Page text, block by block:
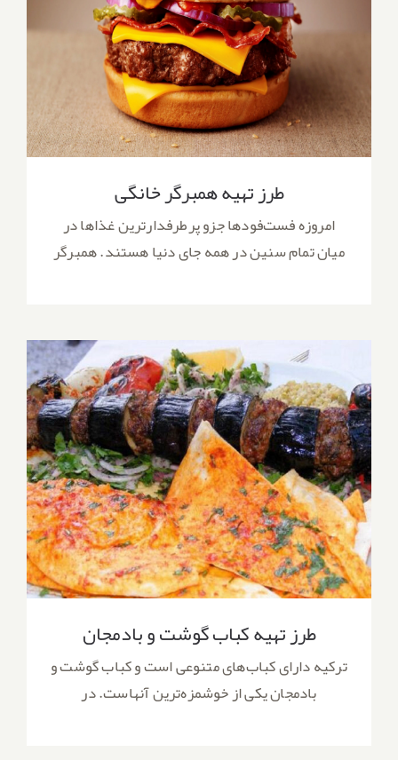
طرز تهیه همبرگر خانگی
طرز تهیه همبرگر خانگی
امروزه فست‌فودها جزو پرطرفدارترین غذاها در
میان تمام سنین در همه جای دنیا هستند. همبرگر
طرز تهیه کباب گوشت و بادمجان
طرز تهیه کباب گوشت و بادمجان
ترکیه دارای کباب‌های متنوعی است و کباب گوشت و
بادمجان یکی از خوشمزه‌ترین آنهاست. در